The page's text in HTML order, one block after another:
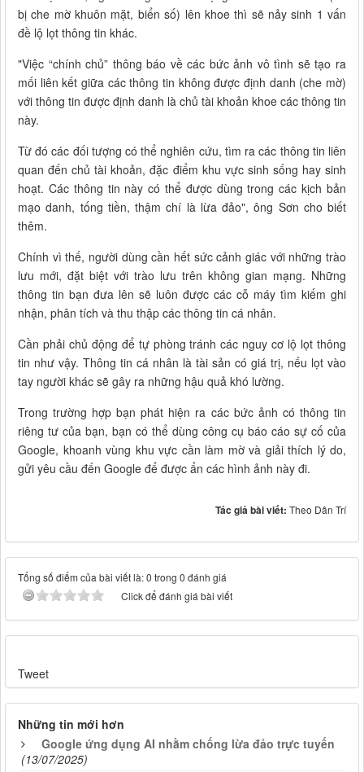
bị che mờ khuôn mặt, biển số) lên khoe thì sẽ nảy sinh 1 vấn
đề lộ lọt thông tin khác.
"Việc “chính chủ” thông báo về các bức ảnh vô tình sẽ tạo ra
mối liên kết giữa các thông tin không được định danh (che mờ)
với thông tin được định danh là chủ tài khoản khoe các thông tin
này.
Từ đó các đối tượng có thể nghiên cứu, tìm ra các thông tin liên
quan đến chủ tài khoản, đặc điểm khu vực sinh sống hay sinh
hoạt. Các thông tin này có thể được dùng trong các kịch bản
mạo danh, tống tiền, thậm chí là lừa đảo", ông Sơn cho biết
thêm.
Chính vì thế, người dùng cần hết sức cảnh giác với những trào
lưu mới, đặt biệt với trào lưu trên không gian mạng. Những
thông tin bạn đưa lên sẽ luôn được các cỗ máy tìm kiếm ghi
nhận, phân tích và thu thập các thông tin cá nhân.
Cần phải chủ động để tự phòng tránh các nguy cơ lộ lọt thông
tin như vậy. Thông tin cá nhân là tài sản có giá trị, nếu lọt vào
tay người khác sẽ gây ra những hậu quả khó lường.
Trong trường hợp bạn phát hiện ra các bức ảnh có thông tin
riêng tư của bạn, bạn có thể dùng công cụ báo cáo sự cố của
Google, khoanh vùng khu vực cần làm mờ và giải thích lý do,
gửi yêu cầu đến Google để được ẩn các hình ảnh này đi.
Tác giả bài viết: Theo Dân Trí
Tổng số điểm của bài viết là: 0 trong 0 đánh giá
Click để đánh giá bài viết
Tweet
Những tin mới hơn
Google ứng dụng AI nhằm chống lừa đảo trực tuyến
(13/07/2025)